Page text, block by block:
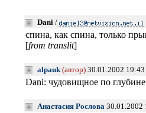
Dani /
спина, как спина, только
[from translit]
alpauk (автор) 30.01.2002 19:43
Dani: чудовищное по
Анастасия Рослова 30.01.2002